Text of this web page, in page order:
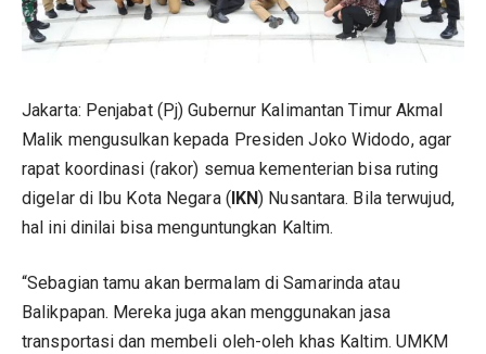
Jakarta: Penjabat (Pj) Gubernur Kalimantan Timur Akmal
Malik mengusulkan kepada Presiden Joko Widodo, agar
rapat koordinasi (rakor) semua kementerian bisa ruting
digelar di Ibu Kota Negara ( IKN) Nusantara. Bila terwujud,
hal ini dinilai bisa menguntungkan Kaltim.
“Sebagian tamu akan bermalam di Samarinda atau
Balikpapan. Mereka juga akan menggunakan jasa
transportasi dan membeli oleh-oleh khas Kaltim. UMKM